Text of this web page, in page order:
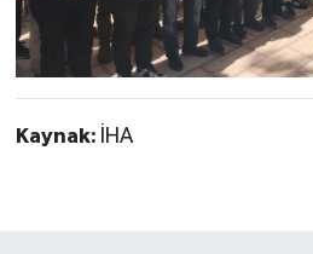
Kaynak: İHA